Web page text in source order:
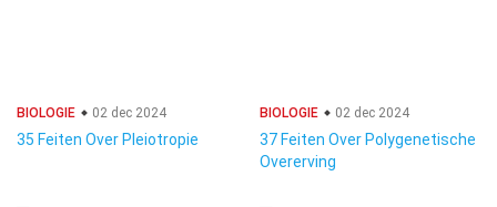
BIOLOGIE 02 dec 2024
35 Feiten Over Pleiotropie
BIOLOGIE 02 dec 2024
37 Feiten Over Polygenetische
Overerving